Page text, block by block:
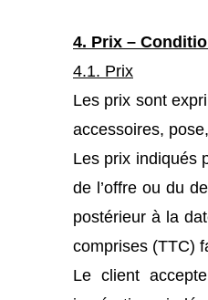
4. Prix –
4.1. Prix
Les prix sont
accessoires,
Les prix indiqués
de l’offre ou du
postérieur à la
comprises (TTC)
Le client